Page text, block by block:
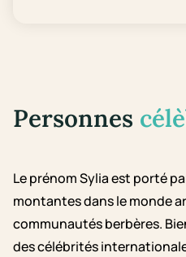
Personnes
Le prénom Sylia est porté
montantes dans le monde
communautés berbères.
des célébrités